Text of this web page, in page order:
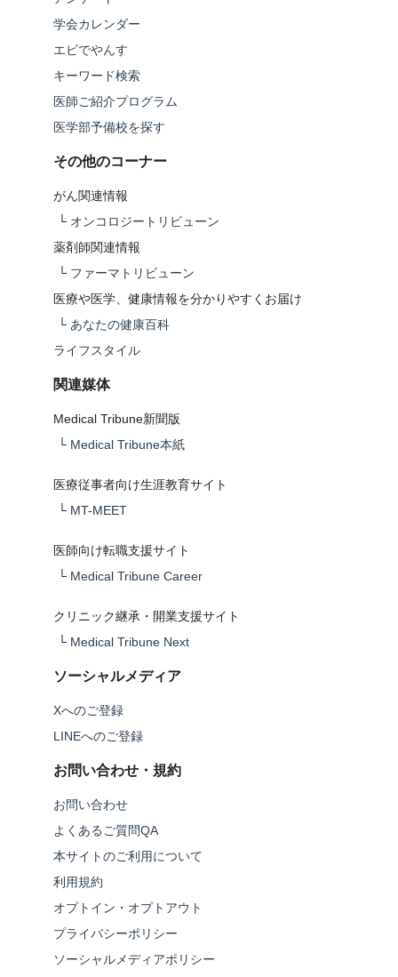
学会カレンダー
エビでやんす
キーワード検索
医師ご紹介プログラム
医学部予備校を探す
その他のコーナー
がん関連情報
└ オンコロジートリビューン
薬剤師関連情報
└ ファーマトリビューン
医療や医学、健康情報を分かりやすくお届け
└ あなたの健康百科
ライフスタイル
関連媒体
Medical Tribune新聞版
└ Medical Tribune本紙
医療従事者向け生涯教育サイト
└ MT-MEET
医師向け転職支援サイト
└ Medical Tribune Career
クリニック継承・開業支援サイト
└ Medical Tribune Next
ソーシャルメディア
Xへのご登録
LINEへのご登録
お問い合わせ・規約
お問い合わせ
よくあるご質問QA
本サイトのご利用について
利用規約
オプトイン・オプトアウト
プライバシーポリシー
ソーシャルメディアポリシー